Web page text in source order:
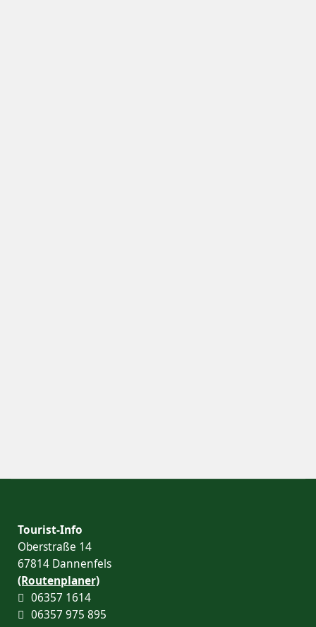
Tourist-Info
Oberstraße 14
67814 Dannenfels
(Routenplaner)
06357 1614
06357 975 895